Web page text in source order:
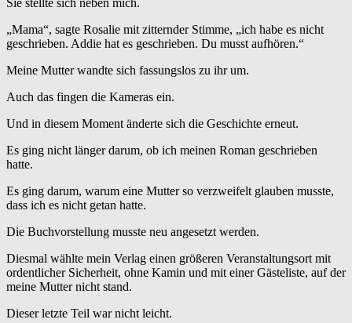
Sie stellte sich neben mich.
„Mama“, sagte Rosalie mit zitternder Stimme, „ich habe es nicht
geschrieben. Addie hat es geschrieben. Du musst aufhören.“
Meine Mutter wandte sich fassungslos zu ihr um.
Auch das fingen die Kameras ein.
Und in diesem Moment änderte sich die Geschichte erneut.
Es ging nicht länger darum, ob ich meinen Roman geschrieben
hatte.
Es ging darum, warum eine Mutter so verzweifelt glauben musste,
dass ich es nicht getan hatte.
Die Buchvorstellung musste neu angesetzt werden.
Diesmal wählte mein Verlag einen größeren Veranstaltungsort mit
ordentlicher Sicherheit, ohne Kamin und mit einer Gästeliste, auf der
meine Mutter nicht stand.
Dieser letzte Teil war nicht leicht.